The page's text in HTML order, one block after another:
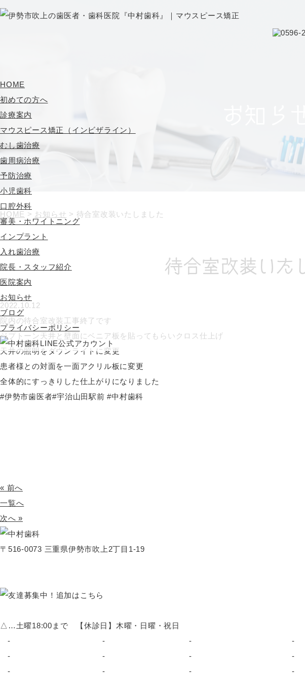
HOME
初めての方へ
診療案内
マウスピース矯正（インビザライン）
むし歯治療
歯周病治療
予防治療
小児歯科
口腔外科
審美・ホワイトニング
インプラント
入れ歯治療
院長・スタッフ紹介
医院案内
お知らせ
ブログ
プライバシーポリシー
HOME > お知らせ > 待合室改装いたしました
待合室改装いた
2022.10.12
院内の待合室改装工事終了です
ジプトーン天井と壁面にベニア板を貼ってもらいクロス仕上げ
天井の照明をダウンライトに変更
患者様との対面を一面アクリル板に変更
全体的にすっきりした仕上がりになりました
#伊勢市歯医者#宇治山田駅前 #中村歯科
« 前へ
一覧へ
次へ »
〒516-0073 三重県伊勢市吹上2丁目1-19
△…土曜18:00まで 【休診日】木曜・日曜・祝日